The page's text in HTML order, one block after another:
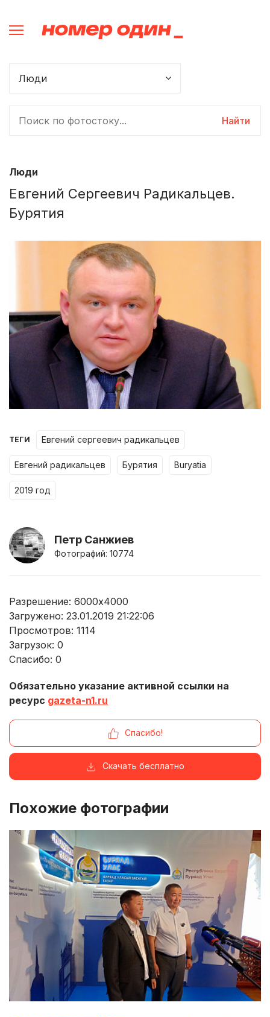
Найти
Люди
Евгений Сергеевич Радикальцев.
Бурятия
ТЕГИ евгений сергеевич радикальцев
евгений радикальцев бурятия buryatia
2019 год
Петр Санжиев
Фотографий: 10774
Разрешение: 6000x4000
Загружено: 23.01.2019 21:22:06
Просмотров: 1114
Загрузок: 0
Спасибо: 0
Обязательно указание активной ссылки на
ресурс gazeta-n1.ru
Спасибо!
Скачать бесплатно
Похожие фотографии